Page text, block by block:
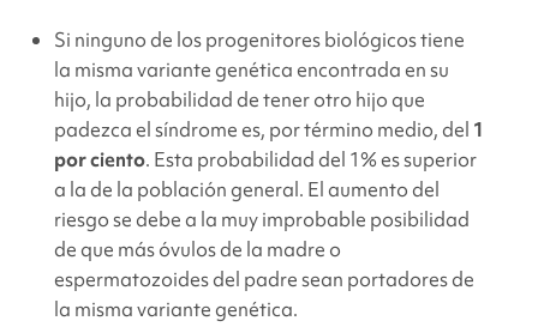
Si ninguno de los progenitores biológicos tiene
la misma variante genética encontrada en su
hijo, la probabilidad de tener otro hijo que
padezca el síndrome es, por término medio, del 1
por ciento. Esta probabilidad del 1% es superior
a la de la población general. El aumento del
riesgo se debe a la muy improbable posibilidad
de que más óvulos de la madre o
espermatozoides del padre sean portadores de
la misma variante genética.